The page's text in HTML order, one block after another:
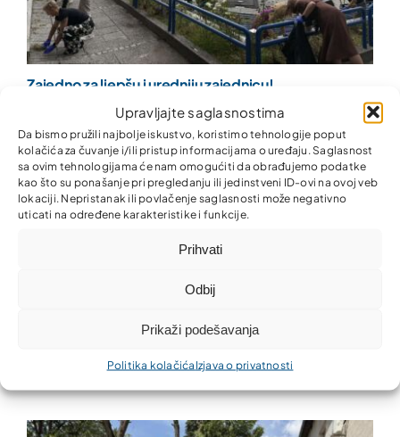
Upravljajte saglasnostima
Da bismo pružili najbolje iskustvo, koristimo tehnologije poput
kolačića za čuvanje i/ili pristup informacijama o uređaju. Saglasnost
sa ovim tehnologijama će nam omogućiti da obrađujemo podatke
kao što su ponašanje pri pregledanju ili jedinstveni ID-ovi na ovoj veb
lokaciji. Nepristanak ili povlačenje saglasnosti može negativno
uticati na određene karakteristike i funkcije.
Prihvati
Odbij
Prikaži podešavanja
Politika kolačića Izjava o privatnosti
Zajedno za ljepšu i uredniju zajednicu!
Uspješno izvršena isplata kamate po prvoj emisiji
zelenih obveznica